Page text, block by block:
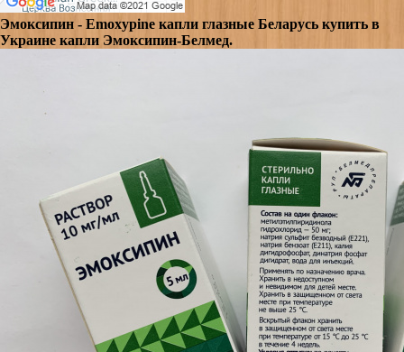
Эмоксипин - Emoxypine капли глазные Беларусь купить в
Украине капли Эмоксипин-Белмед.